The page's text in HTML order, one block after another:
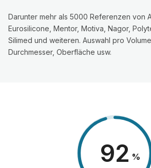
Darunter mehr als 5000 Referenzen von
Eurosilicone, Mentor, Motiva, Nagor,
Silimed und weiteren. Auswahl pro
Durchmesser, Oberfläche usw.
98 %